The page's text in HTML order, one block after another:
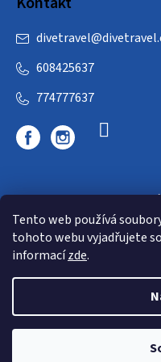
Tento web používá
tohoto webu vyjadřujete
informacízde.
divetravel@
608425637
774777637
DIVETRAVEL -
Shoptet
Copyright 2026E-